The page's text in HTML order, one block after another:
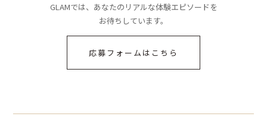
GLAMでは、あなたのリアルな体験エピソードを
お待ちしています。
応募フォームはこちら